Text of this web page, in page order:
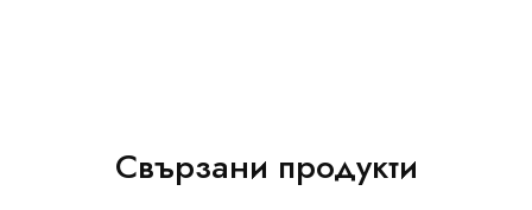
Свързани продукти